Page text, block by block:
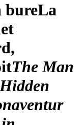
bureLa
The Man